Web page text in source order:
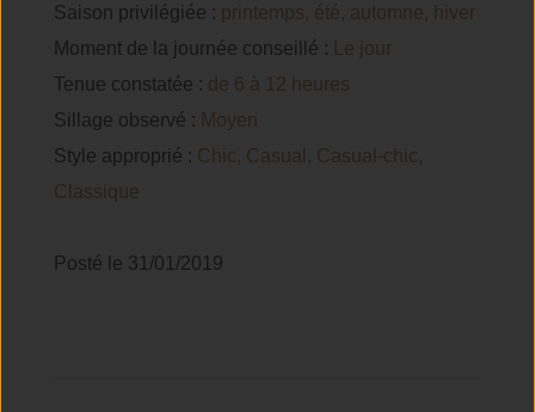
Saison privilégiée : printemps, été, automne, hiver
Moment de la journée conseillé :
Le jour
Tenue constatée : de 6 à 12 heures
Sillage observé : Moyen
Style approprié : Chic, Casual, Casual-chic,
Classique
Posté le 31/01/2019